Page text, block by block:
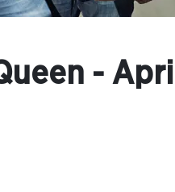
- April